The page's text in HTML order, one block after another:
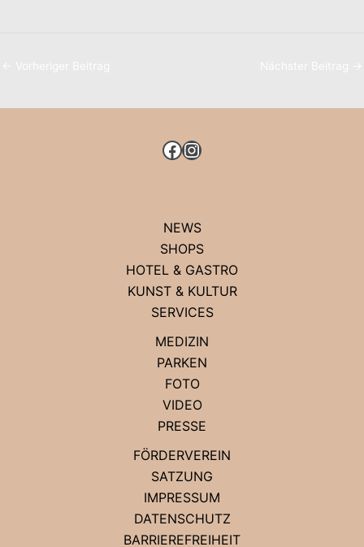
FACEBOOK
INSTAGRAM
NEWS
SHOPS
HOTEL & GASTRO
KUNST & KULTUR
SERVICES
MEDIZIN
PARKEN
FOTO
VIDEO
PRESSE
FÖRDERVEREIN
SATZUNG
IMPRESSUM
DATENSCHUTZ
BARRIEREFREIHEIT